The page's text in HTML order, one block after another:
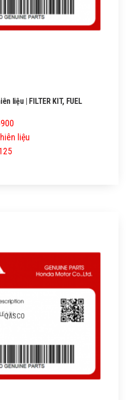
liệu | FILTER KIT, FUEL
liệu
QASCO